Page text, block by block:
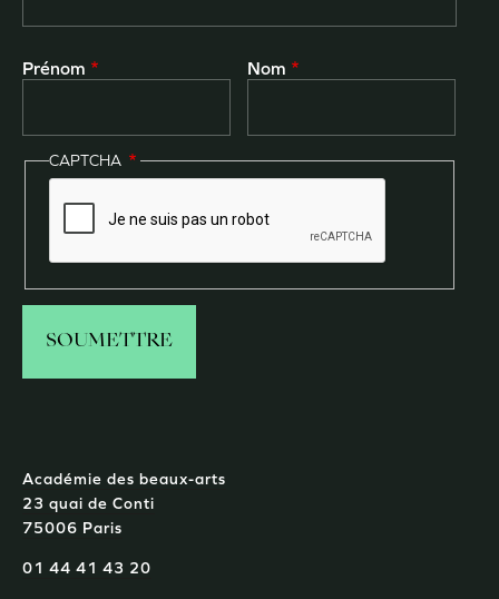
Prénom Nom
CAPTCHA
Académie des beaux-arts
23 quai de Conti
75006 Paris
01 44 41 43 20